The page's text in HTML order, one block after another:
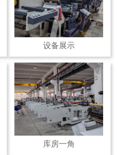
设备展示
库房一角